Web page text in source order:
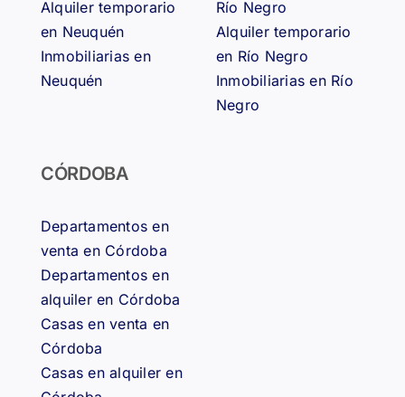
Alquiler temporario
en Neuquén
Inmobiliarias en
Neuquén
Río Negro
Alquiler temporario
en Río Negro
Inmobiliarias en Río
Negro
CÓRDOBA
Departamentos en
venta en Córdoba
Departamentos en
alquiler en Córdoba
Casas en venta en
Córdoba
Casas en alquiler en